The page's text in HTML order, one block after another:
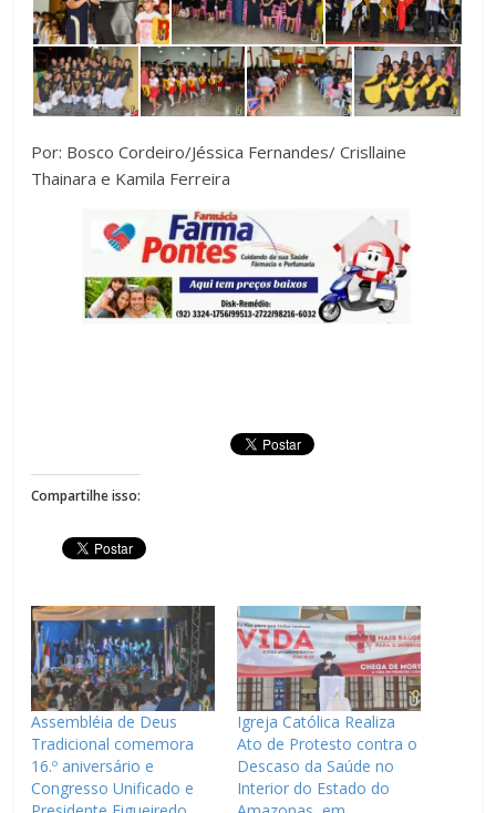
Por: Bosco Cordeiro/Jéssica Fernandes/ Crisllaine
Thainara e Kamila Ferreira
Compartilhe isso:
Assembléia de Deus
Tradicional comemora
16.º aniversário e
Congresso Unificado e
Igreja Católica Realiza
Ato de Protesto contra o
Descaso da Saúde no
Interior do Estado do